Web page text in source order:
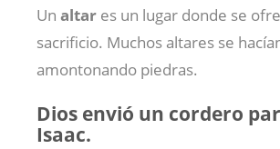
Un altar es un lugar donde se
sacrificio. Muchos altares se
amontonando piedras.
Dios envió un cordero
Isaac.